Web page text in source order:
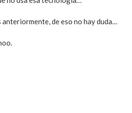
anteriormente, de eso no hay duda…